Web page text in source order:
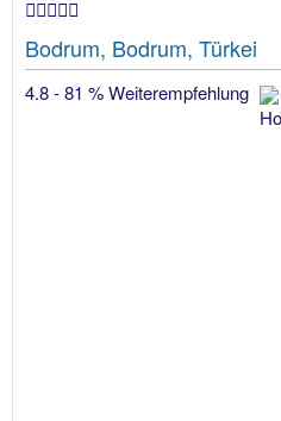
Bodrum, Bodrum, Türkei
4.8 - 81 % Weiterempfehlung